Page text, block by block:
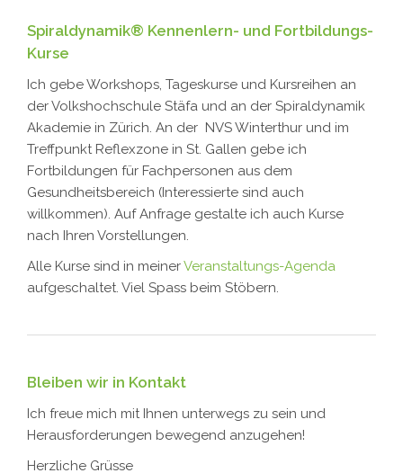
Spiraldynamik® Kennenlern- und Fortbildungs-
Kurse
Ich gebe Workshops, Tageskurse und Kursreihen an
der Volkshochschule Stäfa und an der Spiraldynamik
Akademie in Zürich. An der NVS Winterthur und im
Treffpunkt Reflexzone in St. Gallen gebe ich
Fortbildungen für Fachpersonen aus dem
Gesundheitsbereich (Interessierte sind auch
willkommen). Auf Anfrage gestalte ich auch Kurse
nach Ihren Vorstellungen.
Alle Kurse sind in meinerVeranstaltungs-Agenda
aufgeschaltet. Viel Spass beim Stöbern.
Bleiben wir in Kontakt
Ich freue mich mit Ihnen unterwegs zu sein und
Herausforderungen bewegend anzugehen!
Herzliche Grüsse